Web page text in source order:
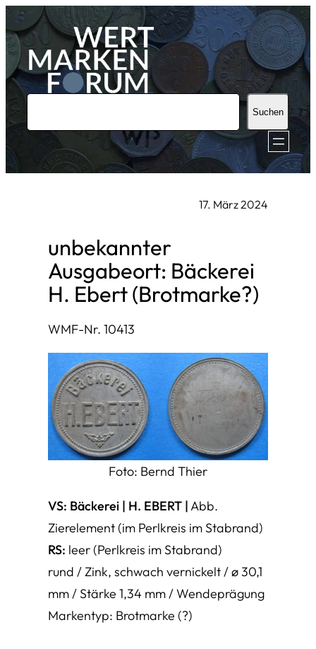
Zum
Inhalt
springen
u
h
Suchen
17. März 2024
unbekannter
Ausgabeort: Bäckerei
H. Ebert (Brotmarke?)
WMF-Nr. 10413
Foto: Bernd Thier
VS: Bäckerei | H. EBERT |Abb.
Zierelement (im Perlkreis im Stabrand)
RS: leer (Perlkreis im Stabrand)
rund / Zink, schwach vernickelt / ø 30,1
mm / Stärke 1,34 mm / Wendeprägung
Markentyp: Brotmarke (?)